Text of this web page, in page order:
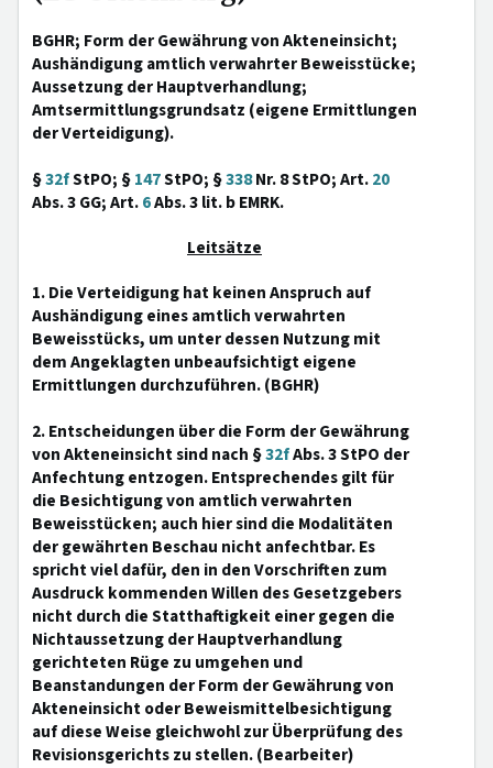
BGHR; Form der Gewährung von Akteneinsicht;
Aushändigung amtlich verwahrter Beweisstücke;
Aussetzung der Hauptverhandlung;
Amtsermittlungsgrundsatz (eigene Ermittlungen
der Verteidigung).
§32fStPO; §147StPO; §338Nr. 8 StPO; Art.20
Abs. 3 GG; Art.6Abs. 3 lit. b EMRK.
Leitsätze
1. Die Verteidigung hat keinen Anspruch auf
Aushändigung eines amtlich verwahrten
Beweisstücks, um unter dessen Nutzung mit
dem Angeklagten unbeaufsichtigt eigene
Ermittlungen durchzuführen. (BGHR)
2. Entscheidungen über die Form der Gewährung
von Akteneinsicht sind nach §32fAbs. 3 StPO der
Anfechtung entzogen. Entsprechendes gilt für
die Besichtigung von amtlich verwahrten
Beweisstücken; auch hier sind die Modalitäten
der gewährten Beschau nicht anfechtbar. Es
spricht viel dafür, den in den Vorschriften zum
Ausdruck kommenden Willen des Gesetzgebers
nicht durch die Statthaftigkeit einer gegen die
Nichtaussetzung der Hauptverhandlung
gerichteten Rüge zu umgehen und
Beanstandungen der Form der Gewährung von
Akteneinsicht oder Beweismittelbesichtigung
auf diese Weise gleichwohl zur Überprüfung des
Revisionsgerichts zu stellen. (Bearbeiter)